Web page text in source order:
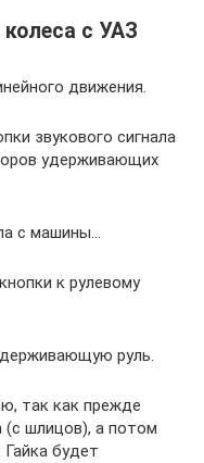
колеса с УАЗ
движения.
звукового сигнала
удерживающих
с машины…
к рулевому
руль.
так как прежде
(с шлицов), а потом
будет